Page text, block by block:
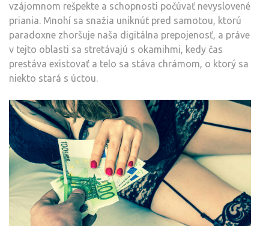
vzájomnom rešpekte a schopnosti počúvať nevyslovené
priania. Mnohí sa snažia uniknúť pred samotou, ktorú
paradoxne zhoršuje naša digitálna prepojenosť, a práve
v tejto oblasti sa stretávajú s okamihmi, kedy čas
prestáva existovať a telo sa stáva chrámom, o ktorý sa
niekto stará s úctou.